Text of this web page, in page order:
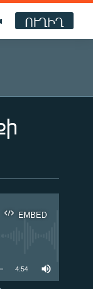
ՈՒՂԻՂ
EMBED
4:54